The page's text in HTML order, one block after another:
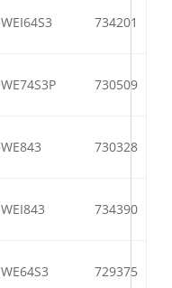
WEI64S3 734201
WE74S3P 730509
WE843 730328
WEI843 734390
WE64S3 729375